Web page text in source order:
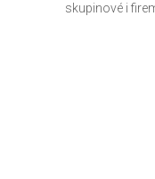
skupinové i